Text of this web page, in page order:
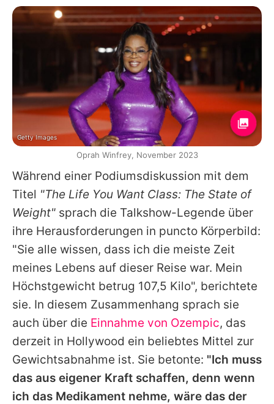
Während einer Podiumsdiskussion mit dem
Titel "The Life You Want Class: The State of
Weight" sprach die Talkshow-Legende über
ihre Herausforderungen in puncto Körperbild:
"Sie alle wissen, dass ich die meiste Zeit
meines Lebens auf dieser Reise war. Mein
Höchstgewicht betrug 107,5 Kilo", berichtete
sie. In diesem Zusammenhang sprach sie
auch über die Einnahme von Ozempic, das
derzeit in Hollywood ein beliebtes Mittel zur
Gewichtsabnahme ist. Sie betonte: "Ich muss
das aus eigener Kraft schaffen, denn wenn
ich das Medikament nehme, wäre das der
Getty Images
Oprah Winfrey, November 2023